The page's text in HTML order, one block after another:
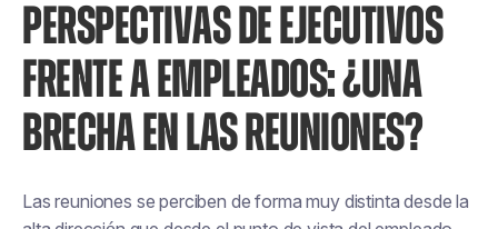
PERSPECTIVAS DE EJECUTIVOS
FRENTE A EMPLEADOS: ¿UNA
BRECHA EN LAS REUNIONES?
Las reuniones se perciben de forma muy distinta desde la